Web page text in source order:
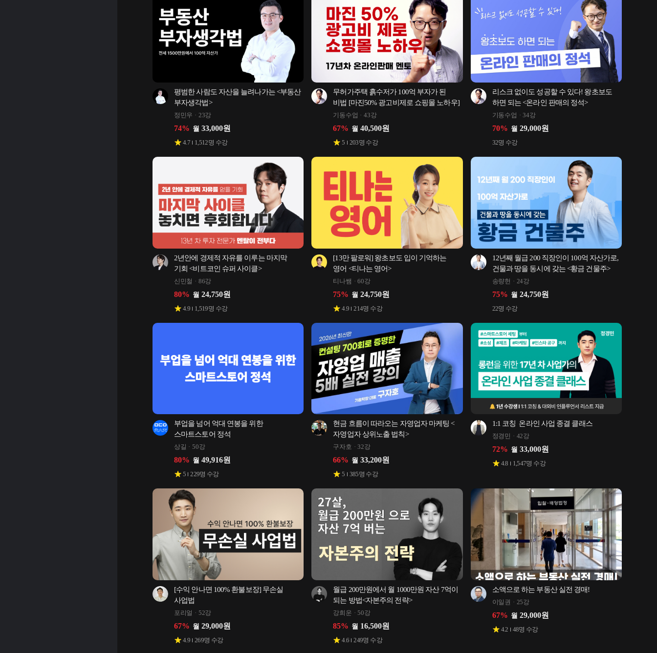
평범한 사람도 자산을 늘려나가는 <부동산
부자생각법>
정민우 23강
74% 월 33,000원
4.7 1,512명 수강
무허가주택 흙수저가 100억 부자가 된
비법 [마진50% 광고비제로 쇼핑몰 노하우]
기동수업 43강
67% 월 40,500원
5 203명 수강
리스크 없이도 성공할 수 있다! 왕초보도
하면 되는 <온라인 판매의 정석>
기동수업 34강
70% 월 29,000원
32명 수강
2년안에 경제적 자유를 이루는 마지막
기회 <비트코인 슈퍼 사이클>
신민철 86강
80% 월 24,750원
4.9 1,519명 수강
[13만 팔로워] 왕초보도 입이 기억하는
영어 <티나는 영어>
티나쌤 60강
75% 월 24,750원
4.9 214명 수강
12년째 월급 200 직장인이 100억 자산가로,
건물과 땅을 동시에 갖는 <황금 건물주>
송량헌 24강
75% 월 24,750원
22명 수강
부업을 넘어 억대 연봉을 위한
스마트스토어 정석
상길 50강
80% 월 49,916원
5 229명 수강
현금 흐름이 따라오는 자영업자 마케팅 <
자영업자 상위노출 법칙>
구자호 32강
66% 월 33,200원
5 385명 수강
1:1 코칭  온라인 사업 종결 클래스
정경민 42강
72% 월 33,000원
4.8 1,547명 수강
[수익 안나면 100% 환불보장] 무손실
사업법
포리얼 52강
67% 월 29,000원
4.9 269명 수강
월급 200만원에서 월 1000만원 자산 7억이
되는 방법<자본주의 전략>
강희운 50강
85% 월 16,500원
4.6 249명 수강
소액으로 하는 부동산 실전 경매!
이일권 25강
67% 월 29,000원
4.2 48명 수강